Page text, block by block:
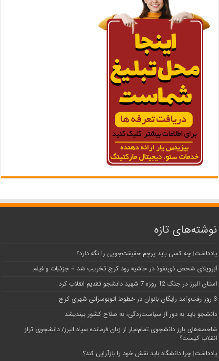
نوشته‌های تازه
یادداشت| ‌چه کسی باید پرچم حقیقت‌جویی را نگه دارد؟
اَبَر‌ویلای شخص ذی‌نفوذ در حاشیه‌ رود کرج تخریب شد + جزئیات و فیلم
استان البرز در جنگ 12 روزه 7 شهید دانشجو تقدیم انقلاب کرد
3 روز رفت‌وآمد رایگان بانوان در خطوط اتوبوسرانی شهری کرج
دانشجو باید به دور از سیاست‌زدگی، به صلاح کشور بیندیشد
شاخصه‌های بارز دانشجوی تمام‌عیار از زبان فرمانده سپاه البرز/ دانشجوی تراز
انقلاب کیست؟
یادداشت| چرا دانشگاه باید نقش خود را بازآرایی کند؟